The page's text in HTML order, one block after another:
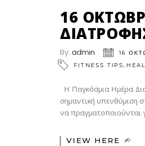
16
By: admin
16
FITNESS TIPS,
Η Παγκόσμια Ημέρα
σημαντική υπενθύμιση
να πραγματοποιούνται
VIEW HERE